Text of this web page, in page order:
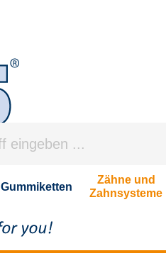
Gummiketten
Zähne und
Zahnsysteme